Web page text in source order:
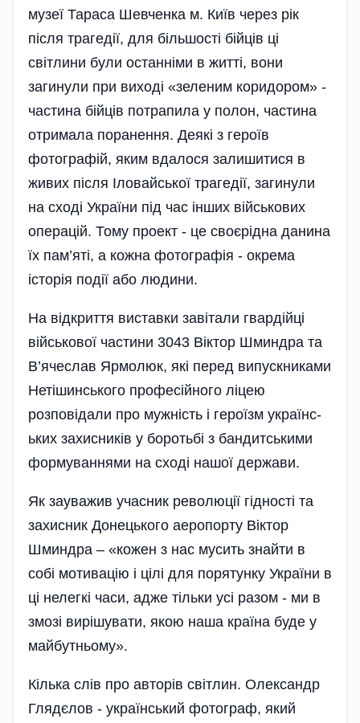
музеї Тараса Шевченка м. Київ через рік
після трагедії, для більшості бійців ці
світлини були останніми в житті, вони
загинули при виході «зеленим коридором» -
частина бійців по­трапила у полон, частина
отримала поранення. Деякі з героїв
фотографій, яким вдалося залишитися в
живих після Іловайської трагедії, загинули
на сході України під час інших військових
операцій. Тому проект - це своєрідна данина
їх пам’яті, а кожна фотографія - окрема
історія події або людини.
На відкриття виставки завітали гвардійці
військової частини 3043 Віктор Шминдра та
В’ячеслав Ярмолюк, які перед випускниками
Нетішинсь­кого професійного ліцею
розповідали про мужність і героїзм українс­
ьких захисників у боротьбі з бандитськими
формуваннями на сході нашої держави.
Як зауважив уча­сник революції гід­ності та
захисник Донець­кого аеропорту Віктор
Шминдра – «кожен з нас мусить знайти в
собі мотивацію і цілі для порятунку України в
ці нелегкі часи, адже тільки усі разом - ми в
змозі вирішувати, якою наша країна буде у
майбутньому».
Кілька слів про авторів світлин. Олександр
Глядєлов - український фотограф, який